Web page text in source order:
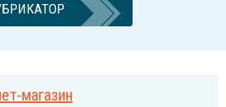
магазин